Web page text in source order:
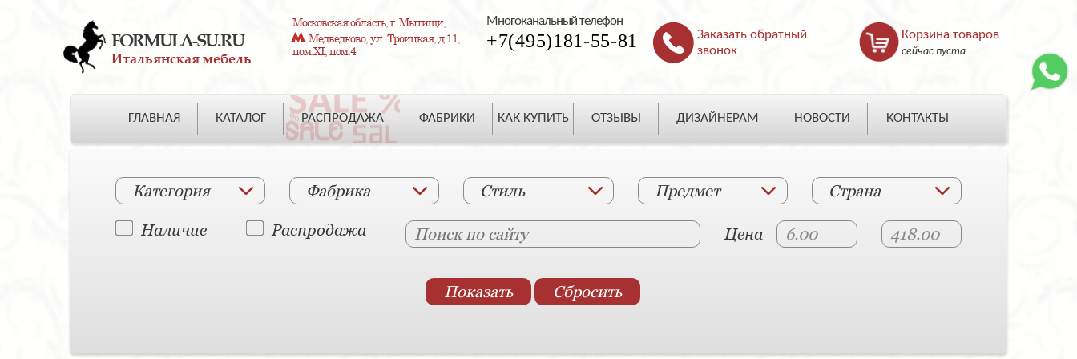
FORMULA-SU.RU
Итальянская мебель
Московская область, г. Мытищи,
Медведково, ул. Троицкая, д.11,
пом.XI, пом.4
Многоканальный телефон
+7(495)181-55-81
Заказать обратный
звонок
Корзина товаров
сейчас пуста
ГЛАВНАЯ КАТАЛОГ РАСПРОДАЖА ФАБРИКИ КАК КУПИТЬ ОТЗЫВЫ ДИЗАЙНЕРАМ НОВОСТИ КОНТАКТЫ
Категория Фабрика Стиль Предмет Страна
Наличие Распродажа Цена